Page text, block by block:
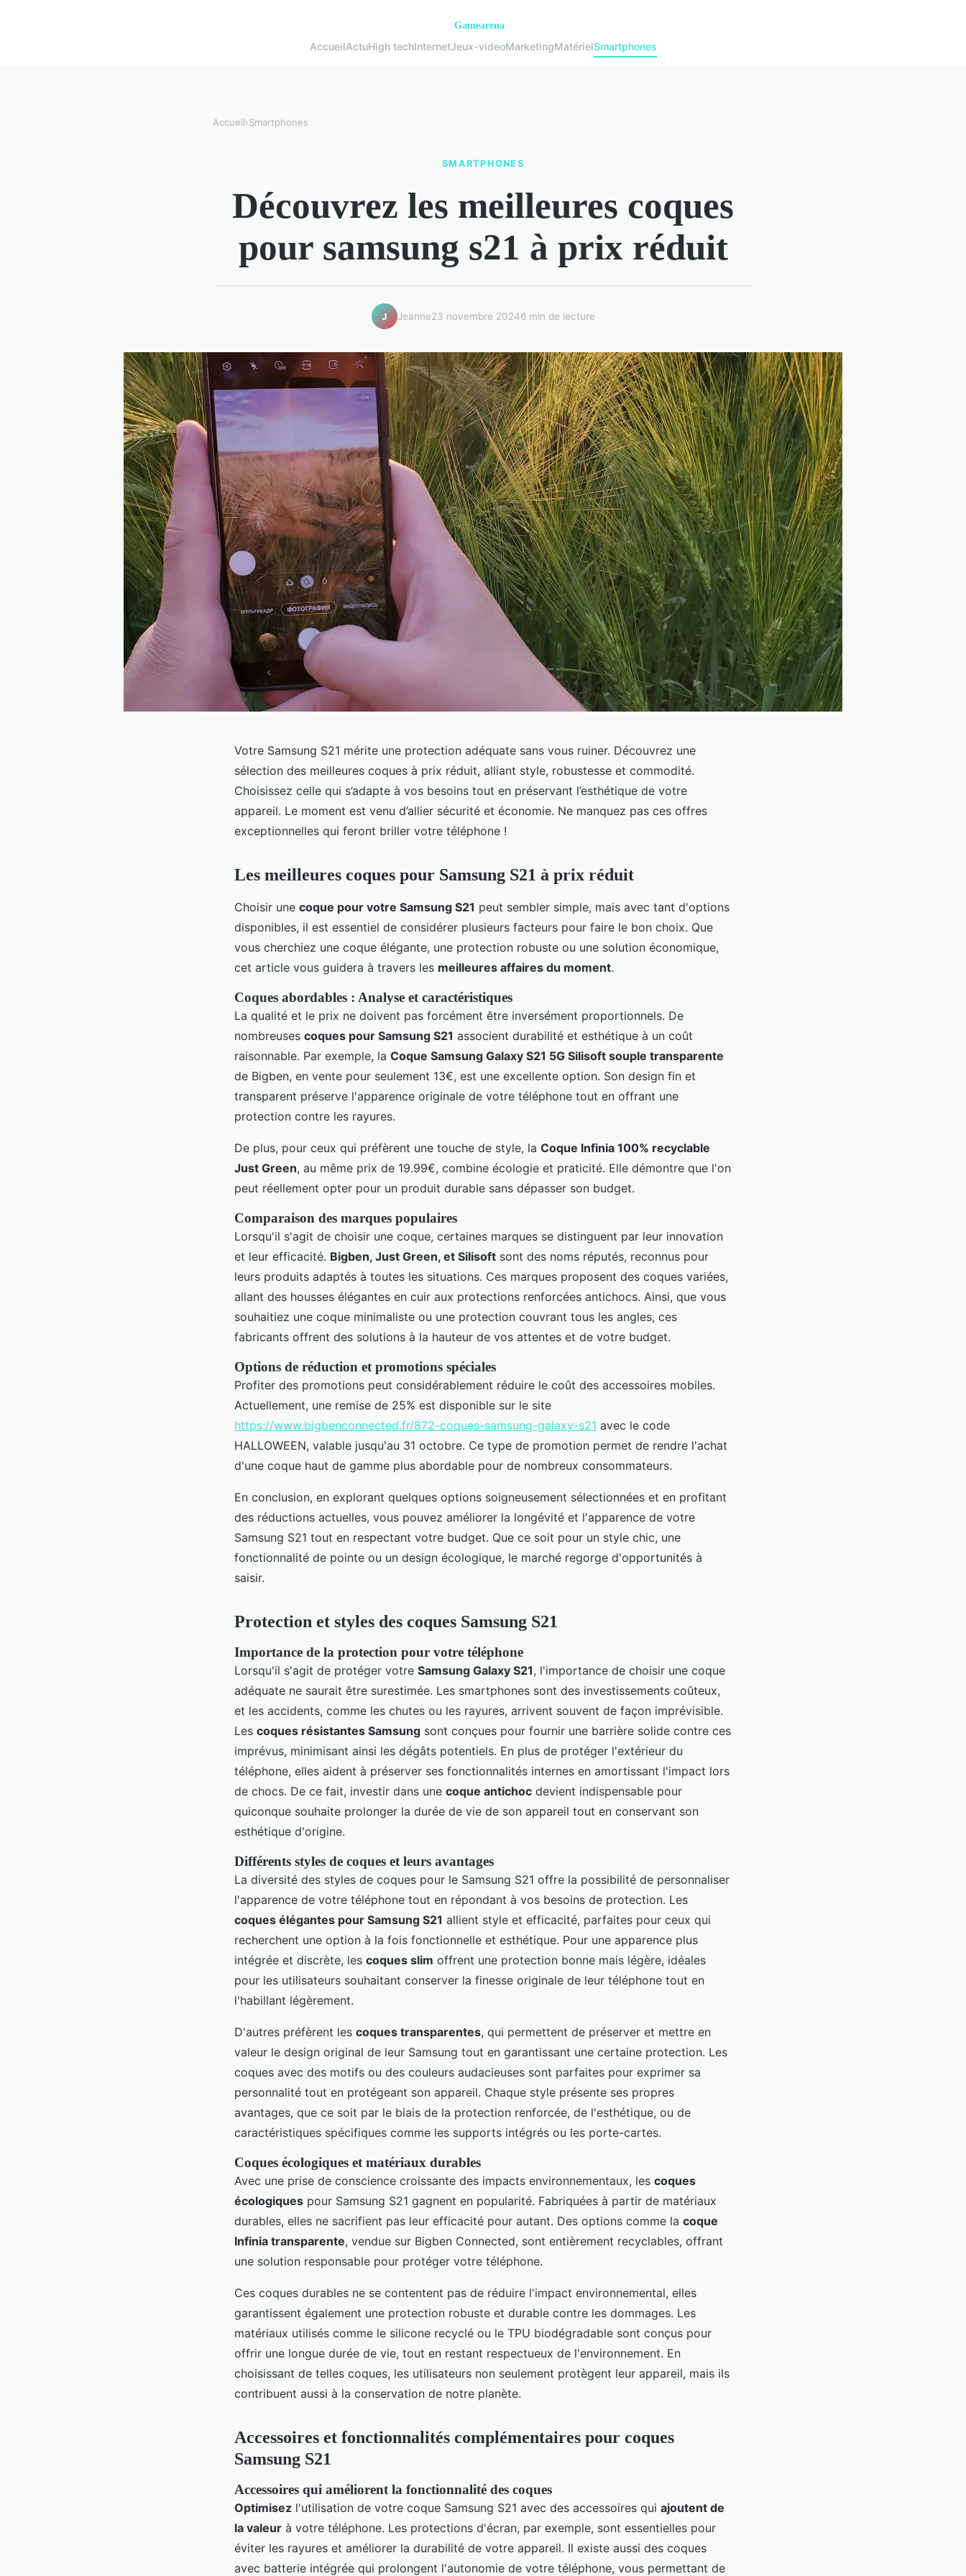
AccueilActuHigh techInternetJeux-videoMarketingMatérielSmartphones
Accueil›Smartphones
SMARTPHONES
Découvrez les meilleures coques
pour samsung s21 à prix réduit
J Jeanne23 novembre 20246 min de lecture
Votre Samsung S21 mérite une protection adéquate sans vous ruiner. Découvrez une
sélection des meilleures coques à prix réduit, alliant style, robustesse et commodité.
Choisissez celle qui s’adapte à vos besoins tout en préservant l’esthétique de votre
appareil. Le moment est venu d’allier sécurité et économie. Ne manquez pas ces offres
exceptionnelles qui feront briller votre téléphone !
Les meilleures coques pour Samsung S21 à prix réduit
Choisir une coque pour votre Samsung S21 peut sembler simple, mais avec tant d'options
disponibles, il est essentiel de considérer plusieurs facteurs pour faire le bon choix. Que
vous cherchiez une coque élégante, une protection robuste ou une solution économique,
cet article vous guidera à travers les meilleures affaires du moment.
Coques abordables : Analyse et caractéristiques
La qualité et le prix ne doivent pas forcément être inversément proportionnels. De
nombreuses coques pour Samsung S21 associent durabilité et esthétique à un coût
raisonnable. Par exemple, la Coque Samsung Galaxy S21 5G Silisoft souple transparente
de Bigben, en vente pour seulement 13€, est une excellente option. Son design fin et
transparent préserve l'apparence originale de votre téléphone tout en offrant une
protection contre les rayures.
De plus, pour ceux qui préfèrent une touche de style, la Coque Infinia 100% recyclable
Just Green, au même prix de 19.99€, combine écologie et praticité. Elle démontre que l'on
peut réellement opter pour un produit durable sans dépasser son budget.
Comparaison des marques populaires
Lorsqu'il s'agit de choisir une coque, certaines marques se distinguent par leur innovation
et leur efficacité. Bigben, Just Green, et Silisoft sont des noms réputés, reconnus pour
leurs produits adaptés à toutes les situations. Ces marques proposent des coques variées,
allant des housses élégantes en cuir aux protections renforcées antichocs. Ainsi, que vous
souhaitiez une coque minimaliste ou une protection couvrant tous les angles, ces
fabricants offrent des solutions à la hauteur de vos attentes et de votre budget.
Options de réduction et promotions spéciales
Profiter des promotions peut considérablement réduire le coût des accessoires mobiles.
Actuellement, une remise de 25% est disponible sur le site
https://www.bigbenconnected.fr/872-coques-samsung-galaxy-s21 avec le code
HALLOWEEN, valable jusqu'au 31 octobre. Ce type de promotion permet de rendre l'achat
d'une coque haut de gamme plus abordable pour de nombreux consommateurs.
En conclusion, en explorant quelques options soigneusement sélectionnées et en profitant
des réductions actuelles, vous pouvez améliorer la longévité et l'apparence de votre
Samsung S21 tout en respectant votre budget. Que ce soit pour un style chic, une
fonctionnalité de pointe ou un design écologique, le marché regorge d'opportunités à
saisir.
Protection et styles des coques Samsung S21
Importance de la protection pour votre téléphone
Lorsqu'il s'agit de protéger votre Samsung Galaxy S21, l'importance de choisir une coque
adéquate ne saurait être surestimée. Les smartphones sont des investissements coûteux,
et les accidents, comme les chutes ou les rayures, arrivent souvent de façon imprévisible.
Les coques résistantes Samsung sont conçues pour fournir une barrière solide contre ces
imprévus, minimisant ainsi les dégâts potentiels. En plus de protéger l'extérieur du
téléphone, elles aident à préserver ses fonctionnalités internes en amortissant l'impact lors
de chocs. De ce fait, investir dans une coque antichoc devient indispensable pour
quiconque souhaite prolonger la durée de vie de son appareil tout en conservant son
esthétique d'origine.
Différents styles de coques et leurs avantages
La diversité des styles de coques pour le Samsung S21 offre la possibilité de personnaliser
l'apparence de votre téléphone tout en répondant à vos besoins de protection. Les
coques élégantes pour Samsung S21 allient style et efficacité, parfaites pour ceux qui
recherchent une option à la fois fonctionnelle et esthétique. Pour une apparence plus
intégrée et discrète, les coques slim offrent une protection bonne mais légère, idéales
pour les utilisateurs souhaitant conserver la finesse originale de leur téléphone tout en
l'habillant légèrement.
D'autres préfèrent les coques transparentes, qui permettent de préserver et mettre en
valeur le design original de leur Samsung tout en garantissant une certaine protection. Les
coques avec des motifs ou des couleurs audacieuses sont parfaites pour exprimer sa
personnalité tout en protégeant son appareil. Chaque style présente ses propres
avantages, que ce soit par le biais de la protection renforcée, de l'esthétique, ou de
caractéristiques spécifiques comme les supports intégrés ou les porte-cartes.
Coques écologiques et matériaux durables
Avec une prise de conscience croissante des impacts environnementaux, les coques
écologiques pour Samsung S21 gagnent en popularité. Fabriquées à partir de matériaux
durables, elles ne sacrifient pas leur efficacité pour autant. Des options comme la coque
Infinia transparente, vendue sur Bigben Connected, sont entièrement recyclables, offrant
une solution responsable pour protéger votre téléphone.
Ces coques durables ne se contentent pas de réduire l'impact environnemental, elles
garantissent également une protection robuste et durable contre les dommages. Les
matériaux utilisés comme le silicone recyclé ou le TPU biodégradable sont conçus pour
offrir une longue durée de vie, tout en restant respectueux de l'environnement. En
choisissant de telles coques, les utilisateurs non seulement protègent leur appareil, mais ils
contribuent aussi à la conservation de notre planète.
Accessoires et fonctionnalités complémentaires pour coques
Samsung S21
Accessoires qui améliorent la fonctionnalité des coques
Optimisez l'utilisation de votre coque Samsung S21 avec des accessoires qui ajoutent de
la valeur à votre téléphone. Les protections d'écran, par exemple, sont essentielles pour
éviter les rayures et améliorer la durabilité de votre appareil. Il existe aussi des coques
avec batterie intégrée qui prolongent l'autonomie de votre téléphone, vous permettant de